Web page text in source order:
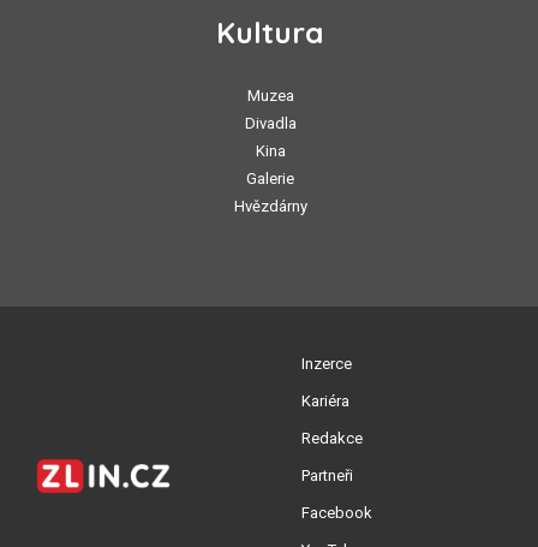
Kultura
Muzea
Divadla
Kina
Galerie
Hvězdárny
Inzerce
Kariéra
Redakce
Partneři
Facebook